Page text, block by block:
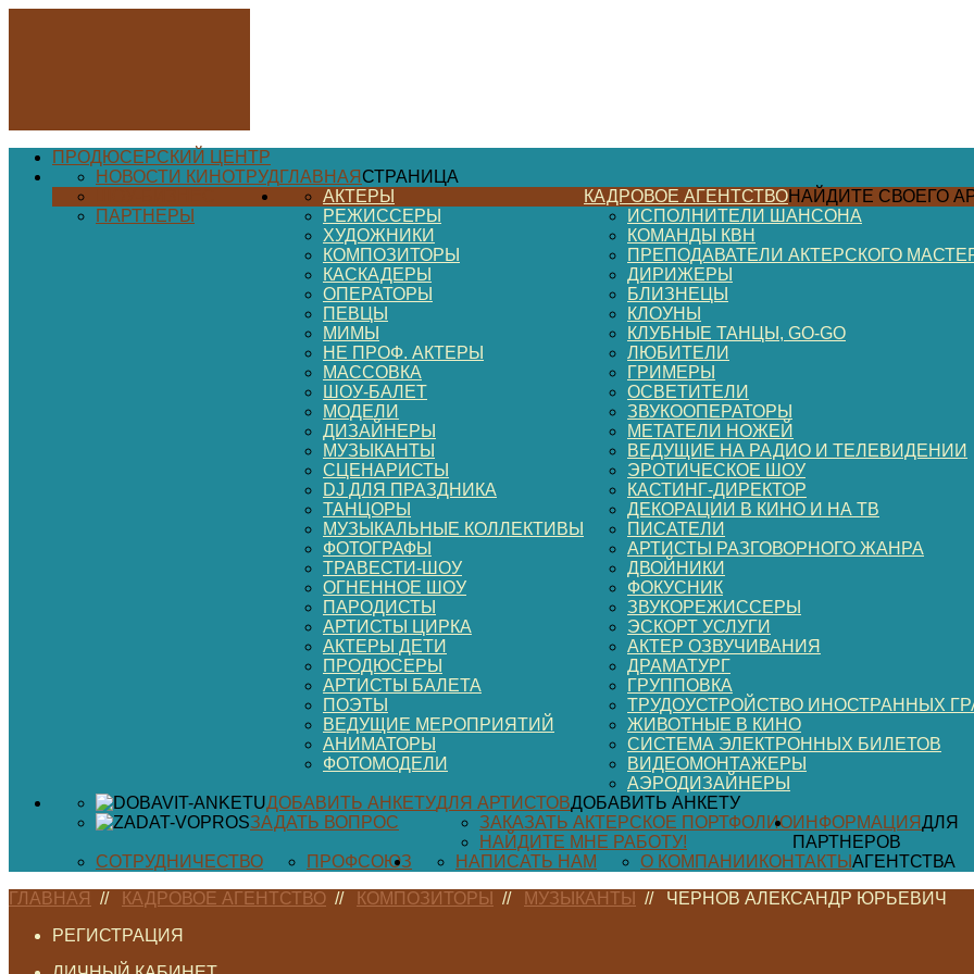
ПРОДЮСЕРСКИЙ ЦЕНТР
ГЛАВНАЯСТРАНИЦА
НОВОСТИ КИНОТРУД
ПАРТНЕРЫ
КАДРОВОЕ АГЕНТСТВОНАЙДИТЕ СВОЕГО
АКТЕРЫ
РЕЖИССЕРЫ
ХУДОЖНИКИ
КОМПОЗИТОРЫ
КАСКАДЕРЫ
ОПЕРАТОРЫ
ПЕВЦЫ
МИМЫ
НЕ ПРОФ. АКТЕРЫ
МАССОВКА
ШОУ-БАЛЕТ
МОДЕЛИ
ДИЗАЙНЕРЫ
МУЗЫКАНТЫ
СЦЕНАРИСТЫ
DJ ДЛЯ ПРАЗДНИКА
ТАНЦОРЫ
МУЗЫКАЛЬНЫЕ КОЛЛЕКТИВЫ
ФОТОГРАФЫ
ТРАВЕСТИ-ШОУ
ОГНЕННОЕ ШОУ
ПАРОДИСТЫ
АРТИСТЫ ЦИРКА
АКТЕРЫ ДЕТИ
ПРОДЮСЕРЫ
АРТИСТЫ БАЛЕТА
ПОЭТЫ
ВЕДУЩИЕ МЕРОПРИЯТИЙ
АНИМАТОРЫ
ФОТОМОДЕЛИ
ИСПОЛНИТЕЛИ ШАНСОНА
КОМАНДЫ КВН
ПРЕПОДАВАТЕЛИ АКТЕРСКОГО
ДИРИЖЕРЫ
БЛИЗНЕЦЫ
КЛОУНЫ
КЛУБНЫЕ ТАНЦЫ, GO-GO
ЛЮБИТЕЛИ
ГРИМЕРЫ
ОСВЕТИТЕЛИ
ЗВУКООПЕРАТОРЫ
МЕТАТЕЛИ НОЖЕЙ
ВЕДУЩИЕ НА РАДИО И ТЕЛЕВИДЕНИИ
ЭРОТИЧЕСКОЕ ШОУ
КАСТИНГ-ДИРЕКТОР
ДЕКОРАЦИИ В КИНО И НА ТВ
ПИСАТЕЛИ
АРТИСТЫ РАЗГОВОРНОГО ЖАНРА
ДВОЙНИКИ
ФОКУСНИК
ЗВУКОРЕЖИССЕРЫ
ЭСКОРТ УСЛУГИ
АКТЕР ОЗВУЧИВАНИЯ
ДРАМАТУРГ
ГРУППОВКА
ТРУДОУСТРОЙСТВО ИНОСТРАННЫХ
ЖИВОТНЫЕ В КИНО
СИСТЕМА ЭЛЕКТРОННЫХ БИЛЕТОВ
ВИДЕОМОНТАЖЕРЫ
АЭРОДИЗАЙНЕРЫ
ДЛЯ АРТИСТОВДОБАВИТЬ АНКЕТУ
ДОБАВИТЬ АНКЕТУ
ЗАДАТЬ ВОПРОС
ЗАКАЗАТЬ АКТЕРСКОЕ ПОРТФОЛИО
НАЙДИТЕ МНЕ РАБОТУ!
ИНФОРМАЦИЯДЛЯ
ПАРТНЕРОВ
СОТРУДНИЧЕСТВО
ПРОФСОЮЗ КОНТАКТЫ АГЕНТСТВА
НАПИСАТЬ НАМ
О КОМПАНИИ
ГЛАВНАЯ
// КАДРОВОЕ АГЕНТСТВО // КОМПОЗИТОРЫ // МУЗЫКАНТЫ //
ЧЕРНОВ АЛЕКСАНДР ЮРЬЕВИЧ
РЕГИСТРАЦИЯ